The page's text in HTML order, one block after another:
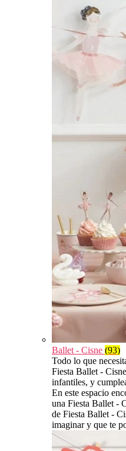
Ballet - Cisne (93)
Todo lo que
Fiesta Ballet -
infantiles, y
En este espacio
una Fiesta Ballet -
de Fiesta Ballet -
imaginar y que te